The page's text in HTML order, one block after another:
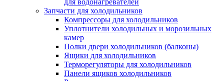
для водонагревателей
Запчасти для холодильников
Компрессоры для холодильников
Уплотнители холодильных и морозильных
камер
Полки двери холодильников (балконы)
Ящики для холодильников
Терморегуляторы для холодильников
Панели ящиков холодильников